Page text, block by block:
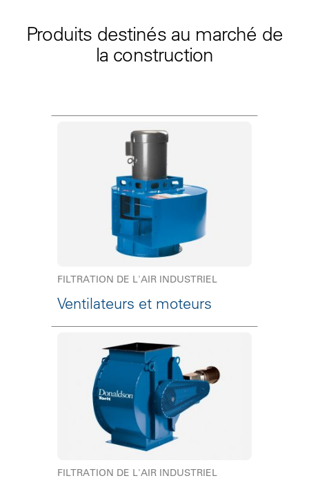
Produits destinés au marché de
la construction
FILTRATION DE L'AIR INDUSTRIEL
Ventilateurs et moteurs
FILTRATION DE L'AIR INDUSTRIEL